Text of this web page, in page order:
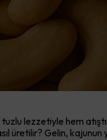
lezzetiyle hem
üretilir? Gelin,